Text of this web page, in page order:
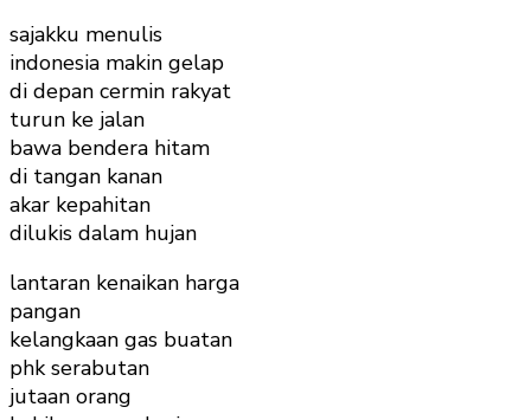
sajakku menulis
indonesia makin gelap
di depan cermin rakyat
turun ke jalan
bawa bendera hitam
di tangan kanan
akar kepahitan
dilukis dalam hujan
lantaran kenaikan harga
pangan
kelangkaan gas buatan
phk serabutan
jutaan orang